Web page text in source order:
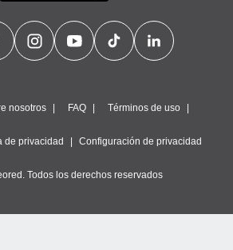
nosotros FAQ Términos de uso
de privacidad Configuración de privacidad
Todos los derechos reservados